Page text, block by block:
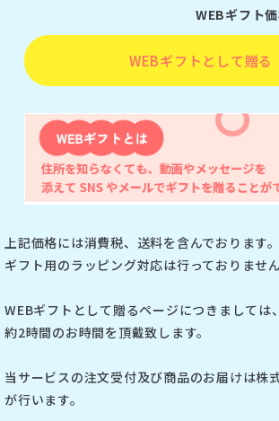
WEBギフト
WEBギフトとして贈る
上記価格には消費税、送料を含んでおります。
ギフト用のラッピング対応は行っておりません
WEBギフトとして贈るページにつきましては
約2時間のお時間を頂戴致します。
当サービスの注文受付及び商品のお届けは株
が行います。